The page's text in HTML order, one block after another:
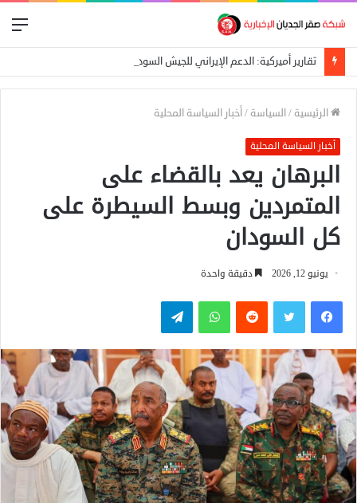
الرئيسية /السياسة /أخبار السياسة المحلية
أخبار السياسة المحلية
البرهان يعد بالقضاء على
المتمردين وبسط السيطرة على
كل السودان
يونيو 12, 2026 دقيقة واحدة
فيسبوكتويتر واتساب تيلقرام